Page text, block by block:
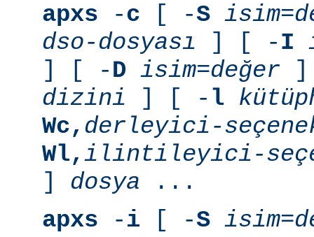
apxs -c [ -S
dso-dosyası ] [ -I
] [ -D isim=değer ]
dizini ] [ - l
Wc, derleyici-
Wl,ilintileyici-
] dosya ...
apxs -i [ -S